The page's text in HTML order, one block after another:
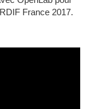
France 2017.